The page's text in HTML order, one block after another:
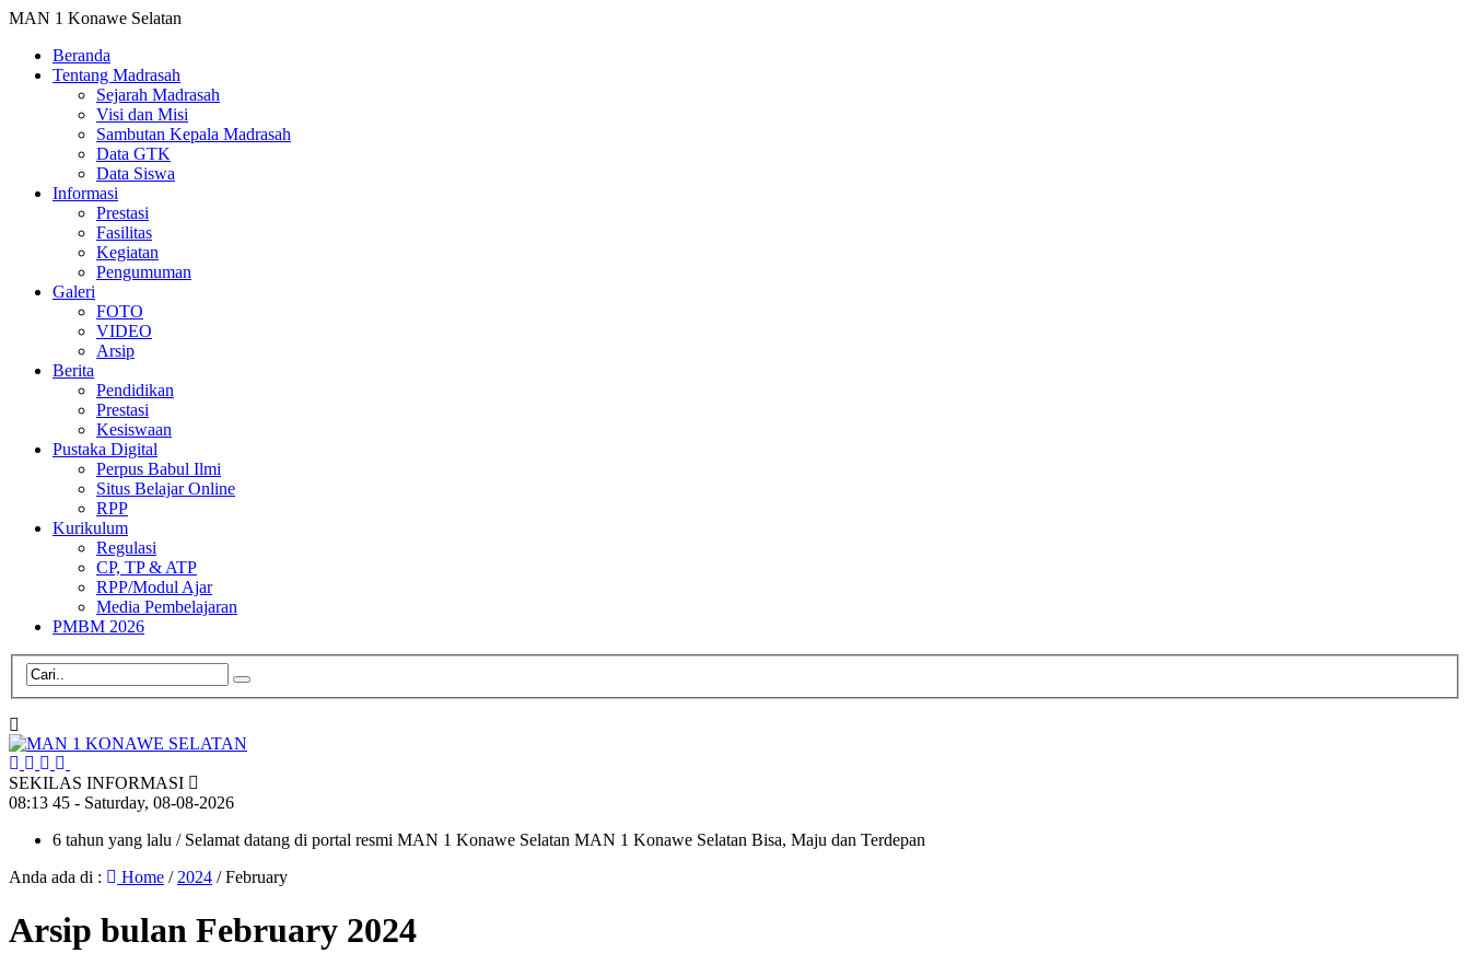
MAN 1 Konawe Selatan
Beranda
Tentang Madrasah
Sejarah Madrasah
Visi dan Misi
Sambutan Kepala Madrasah
Data GTK
Data Siswa
Informasi
Prestasi
Fasilitas
Kegiatan
Pengumuman
Galeri
FOTO
VIDEO
Arsip
Berita
Pendidikan
Prestasi
Kesiswaan
Pustaka Digital
Perpus Babul Ilmi
Situs Belajar Online
RPP
Kurikulum
Regulasi
CP, TP & ATP
RPP/Modul Ajar
Media Pembelajaran
PMBM 2026
SEKILAS INFORMASI
08:13 46 - Saturday, 08-08-2026
6 tahun yang lalu / Selamat datang di portal resmi MAN 1 Konawe Selatan MAN 1 Konawe Selatan Bisa, Maju dan Terdepan
Anda ada di :
Home / 2024 /February
Arsip bulan February 2024